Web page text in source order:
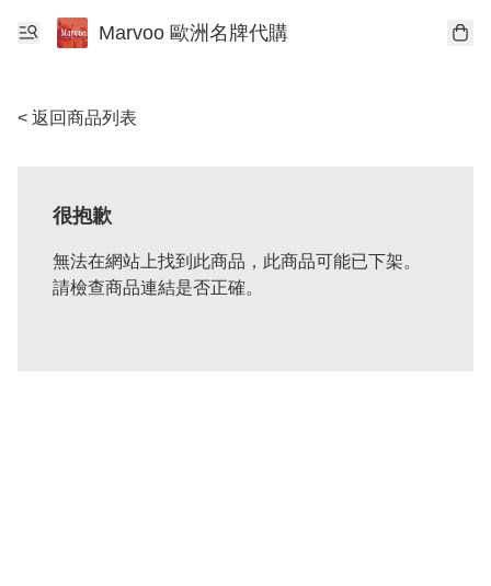
Marvoo 歐洲名牌代購
< 返回商品列表
很抱歉
無法在網站上找到此商品，此商品可能已下架。
請檢查商品連結是否正確。